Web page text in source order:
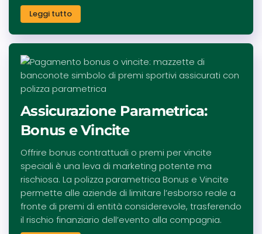
Leggi tutto
Assicurazione Parametrica:
Bonus e Vincite
Offrire bonus contrattuali o premi per vincite
speciali è una leva di marketing potente ma
rischiosa. La polizza parametrica Bonus e Vincite
permette alle aziende di limitare l’esborso reale a
fronte di premi di entità considerevole, trasferendo
il rischio finanziario dell’evento alla compagnia.